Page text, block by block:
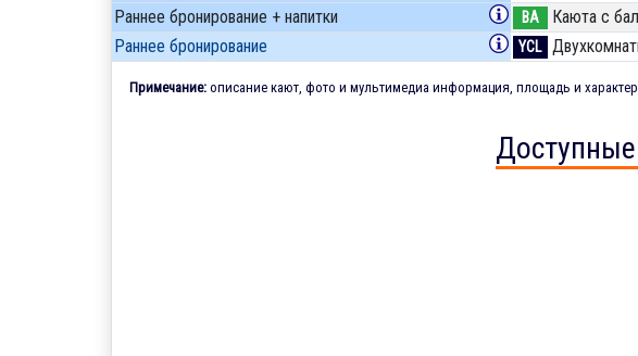
Раннее бронирование + напитки BA Каюта с
Раннее бронирование YCL
Примечание: описание кают, фото и мультимедиа информация, площадь и